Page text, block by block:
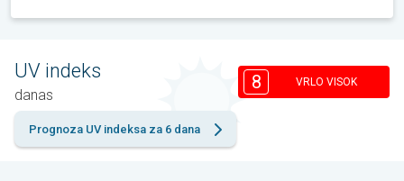
UV indeks
danas
8 VRLO VISOK
Prognoza UV indeksa za 6 dana